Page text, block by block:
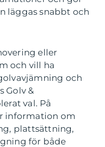
läggas snabbt och
eller
och vill ha
och
Golv &
val. På
information om
plattsättning,
för både